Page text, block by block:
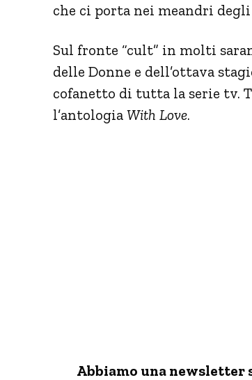
che ci porta nei meandri degli
Sul fronte “cult” in molti
delle Donne e dell’ottava
cofanetto di tutta la serie tv.
l’antologia With Love.
Abbiamo una newsletter